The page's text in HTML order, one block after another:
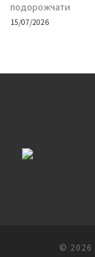
подорожчати
15/07/2026
© 2026